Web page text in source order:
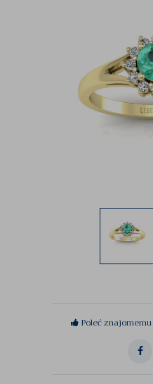
Poleć znajomemu